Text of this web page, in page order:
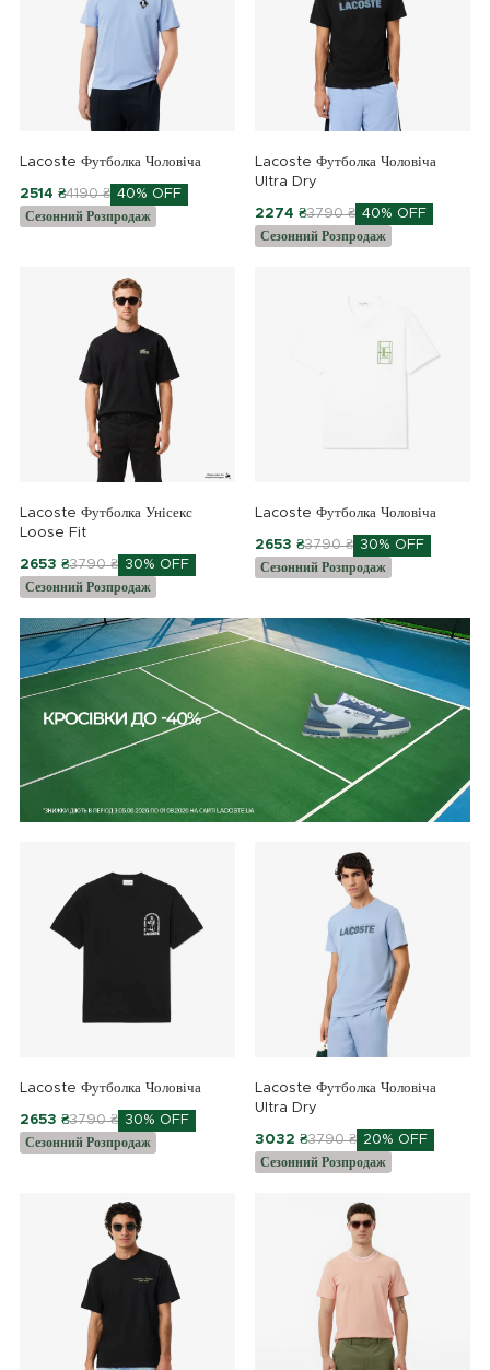
Lacoste Футболка Чоловіча
2514 ₴4190 ₴ 40% OFF
Сезонний Розпродаж
Lacoste Футболка Чоловіча
Ultra Dry
2274 ₴3790 ₴ 40% OFF
Сезонний Розпродаж
Lacoste Футболка Унісекс
Loose Fit
2653 ₴3790 ₴ 30% OFF
Сезонний Розпродаж
Lacoste Футболка Чоловіча
2653 ₴3790 ₴ 30% OFF
Сезонний Розпродаж
Lacoste Футболка Чоловіча
2653 ₴3790 ₴ 30% OFF
Сезонний Розпродаж
Lacoste Футболка Чоловіча
Ultra Dry
3032 ₴3790 ₴ 20% OFF
Сезонний Розпродаж